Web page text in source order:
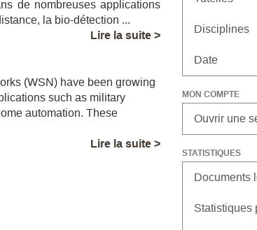
de nombreuses applications
la bio-détection ...
Lire la suite >
(WSN) have been growing
such as military
automation. These
Lire la suite >
Disciplines
Date
MON COMPTE
Ouvrir une
STATISTIQUES
Documents
Statistiques